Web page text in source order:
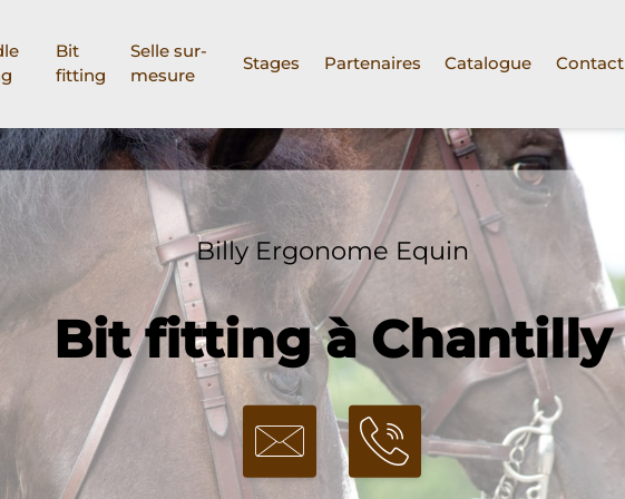
Bit
fitting
Selle sur-
mesure
Stages Partenaires Catalogue Contact
Billy Ergonome Equin
Bit fitting à Chantilly